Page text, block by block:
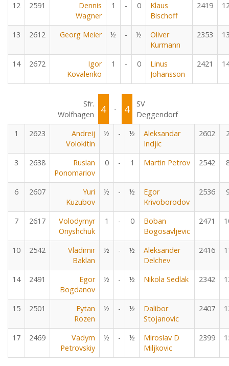
12 2591
Dennis
Wagner
1 - 0
Klaus
Bischoff
2419
13 2612 Georg Meier ½ - ½
Oliver
Kurmann
2353
14 2672
Igor
Kovalenko
1 - 0
Linus
Johansson
2421
Sfr.
Wolfhagen
4 - 4
SV
Deggendorf
1
2623
Andreij
Volokitin
½ - ½
Aleksandar
Indjic
2602
3 2638
Ruslan
Ponomariov
0 - 1 Martin Petrov 2542
6 2607
Yuri
Kuzubov
½ - ½
Egor
Krivoborodov
2536
7 2617
Volodymyr
Onyshchuk
1 - 0
Boban
Bogosavljevic
2471
10 2542
Vladimir
Baklan
½ - ½
Aleksander
Delchev
2416
14 2491
Egor
Bogdanov
½ - ½ Nikola Sedlak 2342
15 2501
Eytan
Rozen
½ - ½
Dalibor
Stojanovic
2407
17 2469
Vadym
Petrovskiy
½ - ½
Miroslav D
Miljkovic
2399